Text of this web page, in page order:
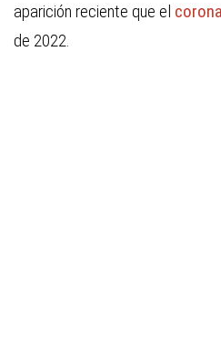
aparición reciente que el
de 2022.